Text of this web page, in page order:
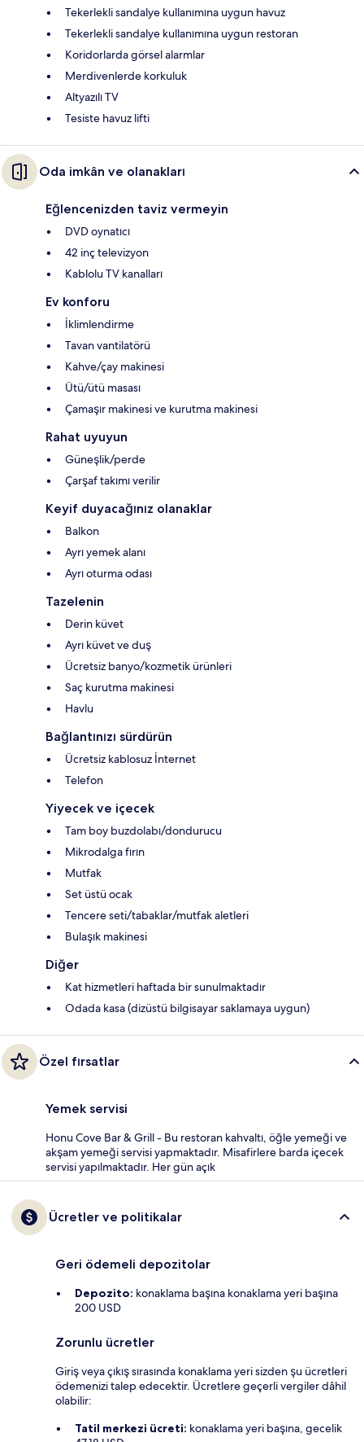
Tekerlekli sandalye kullanımına uygun havuz
Tekerlekli sandalye kullanımına uygun restoran
Koridorlarda görsel alarmlar
Merdivenlerde korkuluk
Altyazılı TV
Tesiste havuz lifti
Oda imkân ve olanakları
Eğlencenizden taviz vermeyin
DVD oynatıcı
42 inç televizyon
Kablolu TV kanalları
Ev konforu
İklimlendirme
Tavan vantilatörü
Kahve/çay makinesi
Ütü/ütü masası
Çamaşır makinesi ve kurutma makinesi
Rahat uyuyun
Güneşlik/perde
Çarşaf takımı verilir
Keyif duyacağınız olanaklar
Balkon
Ayrı yemek alanı
Ayrı oturma odası
Tazelenin
Derin küvet
Ayrı küvet ve duş
Ücretsiz banyo/kozmetik ürünleri
Saç kurutma makinesi
Havlu
Bağlantınızı sürdürün
Ücretsiz kablosuz İnternet
Telefon
Yiyecek ve içecek
Tam boy buzdolabı/dondurucu
Mikrodalga fırın
Mutfak
Set üstü ocak
Tencere seti/tabaklar/mutfak aletleri
Bulaşık makinesi
Diğer
Kat hizmetleri haftada bir sunulmaktadır
Odada kasa (dizüstü bilgisayar saklamaya uygun)
Özel fırsatlar
Yemek servisi
Honu Cove Bar & Grill - Bu restoran kahvaltı, öğle yemeği ve
akşam yemeği servisi yapmaktadır. Misafirlere barda içecek
servisi yapılmaktadır. Her gün açık
Ücretler ve politikalar
Geri ödemeli depozitolar
Depozito: konaklama başına konaklama yeri başına
200 USD
Zorunlu ücretler
Giriş veya çıkış sırasında konaklama yeri sizden şu ücretleri
ödemenizi talep edecektir. Ücretlere geçerli vergiler dâhil
olabilir:
Tatil merkezi ücreti: konaklama yeri başına, gecelik